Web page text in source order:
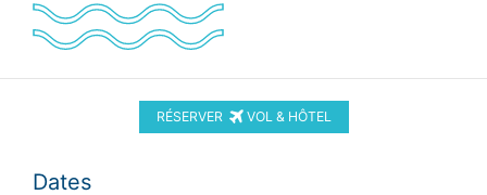
RÉSERVER VOL & HÔTEL
Dates